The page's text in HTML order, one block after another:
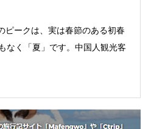
ピークは、実は春節のある初春
なく「夏」です。中国人観光客